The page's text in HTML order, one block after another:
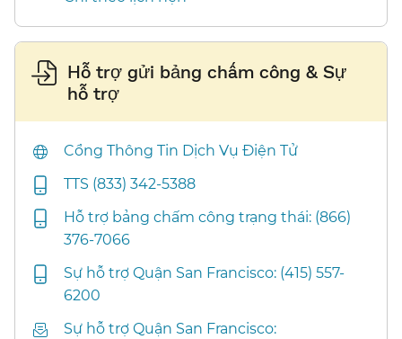
Hỗ trợ gửi bảng chấm công & Sự
hỗ trợ​​
Cổng Thông Tin Dịch Vụ Điện Tử​​
TTS (833) 342-5388​​
Hỗ trợ bảng chấm công trạng thái: (866)
376-7066​​
Sự hỗ trợ Quận San Francisco: (415) 557-
6200​​
Sự hỗ trợ Quận San Francisco: